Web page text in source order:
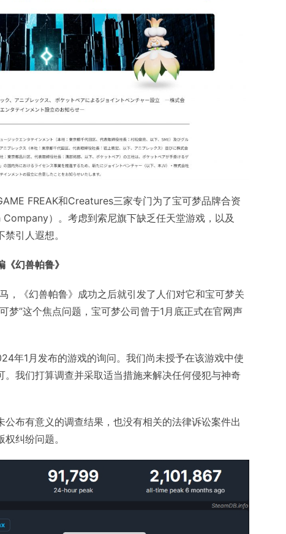
FREAK和Creatures三家专门为了宝可梦品牌合资
）。考虑到索尼旗下缺乏任天堂游戏，以及
引人遐想。
幻兽帕鲁》
，《幻兽帕鲁》成功之后就引发了人们对它和宝可梦关
梦”这个焦点问题，宝可梦公司曾于1月底正式在官网声
年1月发布的游戏的询问。我们尚未授予在该游戏中使
。我们打算调查并采取适当措施来解决任何侵犯与神奇
布有意义的调查结果，也没有相关的法律诉讼案件出
纠纷问题。